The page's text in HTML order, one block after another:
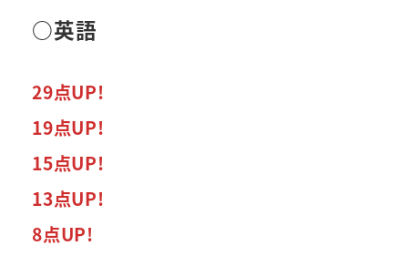
○英語
29点UP!
19点UP!
15点UP!
13点UP!
8点UP!